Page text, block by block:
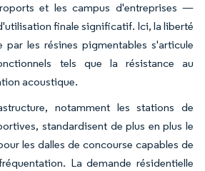
et les campus d'entreprises —
finale significatif. Ici, la liberté
les résines pigmentables s'articule
tels que la résistance au
acoustique.
notamment les stations de
standardisent de plus en plus le
les dalles de concourse capables de
La demande résidentielle